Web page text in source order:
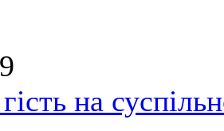
на